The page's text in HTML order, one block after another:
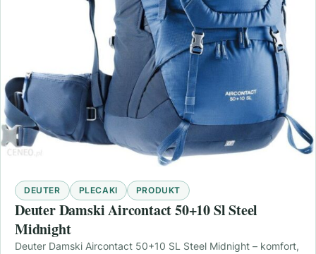
DEUTER PLECAKI PRODUKT
Deuter Damski Aircontact 50+10 Sl Steel
Midnight
Deuter Damski Aircontact 50+10 SL Steel Midnight – komfort,